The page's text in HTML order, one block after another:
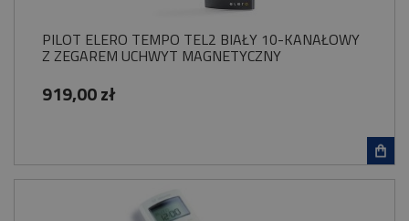
PILOT ELERO TEMPO TEL2 BIAŁY 10-KANAŁOWY
Z ZEGAREM UCHWYT MAGNETYCZNY
919,00 zł